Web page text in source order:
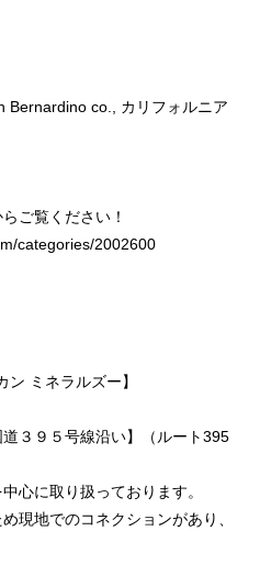
Bernardino co., カリフォルニア
ご覧ください！
categories/2002600
ン ミネラルズー】
３９５号線沿い】（ルート395
心に取り扱っております。
現地でのコネクションがあり、